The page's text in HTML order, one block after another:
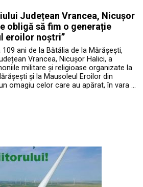
Județean Vrancea, Nicușor
obligă să fim o generație
eroilor noștri”
ani de la Bătălia de la Mărășești,
Vrancea, Nicușor Halici, a
militare și religioase organizate la
și la Mausoleul Eroilor din
omagiu celor care au apărat, în vara …